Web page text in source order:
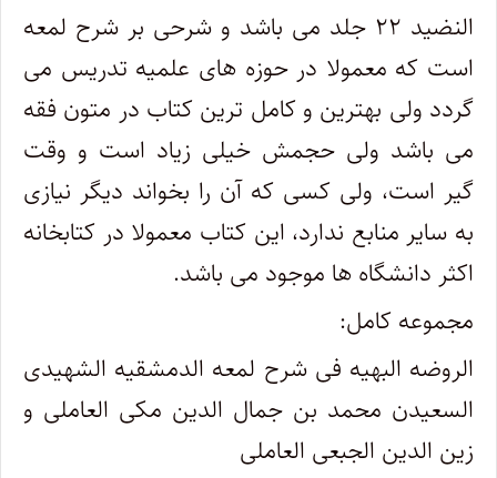
النضید ۲۲ جلد می باشد و شرحی بر شرح لمعه
است که معمولا در حوزه های علمیه تدریس می
گردد ولی بهترین و کامل ترین کتاب در متون فقه
می باشد ولی حجمش خیلی زیاد است و وقت
گیر است، ولی کسی که آن را بخواند دیگر نیازی
به سایر منابع ندارد، این کتاب معمولا در کتابخانه
اکثر دانشگاه ها موجود می باشد.
مجموعه کامل:
الروضه البهیه فی شرح لمعه الدمشقیه الشهیدی
السعیدن محمد بن جمال الدین مکی العاملی و
زین الدین الجبعی العاملی